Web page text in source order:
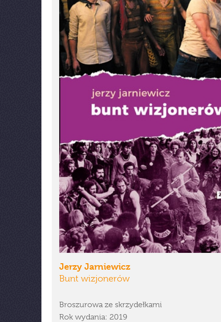
Jerzy Jarniewicz
Bunt wizjonerów
Broszurowa ze skrzydełkami
Rok wydania: 2019